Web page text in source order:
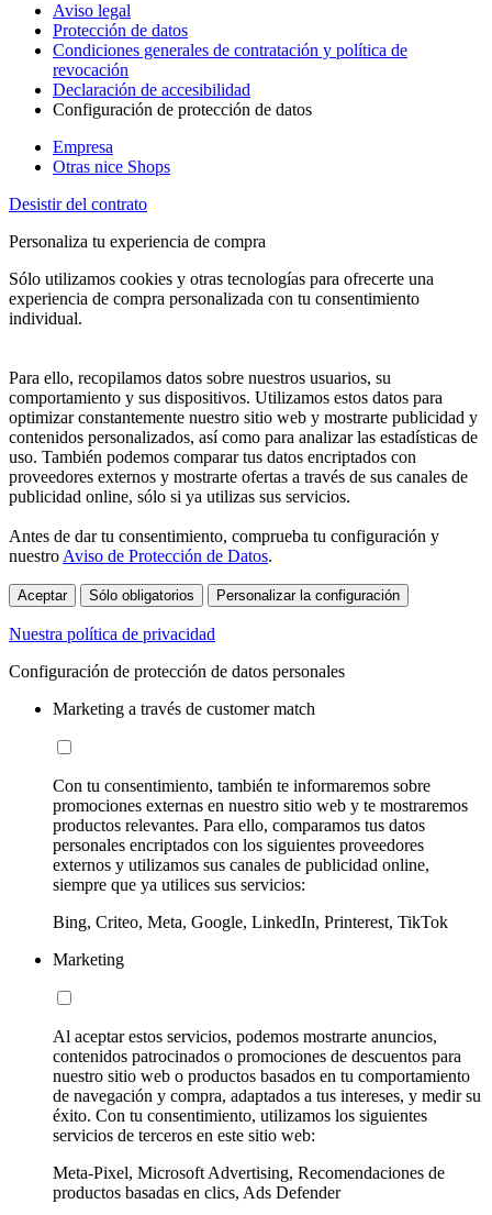
Aviso legal
Protección de datos
Condiciones generales de contratación y política de
revocación
Declaración de accesibilidad
Configuración de protección de datos
Empresa
Otras nice Shops
Desistir del contrato
Personaliza tu experiencia de compra
Sólo utilizamos cookies y otras tecnologías para ofrecerte una
experiencia de compra personalizada con tu consentimiento
individual.
Para ello, recopilamos datos sobre nuestros usuarios, su
comportamiento y sus dispositivos. Utilizamos estos datos para
optimizar constantemente nuestro sitio web y mostrarte publicidad y
contenidos personalizados, así como para analizar las estadísticas de
uso. También podemos comparar tus datos encriptados con
proveedores externos y mostrarte ofertas a través de sus canales de
publicidad online, sólo si ya utilizas sus servicios.
Antes de dar tu consentimiento, comprueba tu configuración y
nuestro Aviso de Protección de Datos.
Aceptar Sólo obligatorios Personalizar la configuración
Nuestra política de privacidad
Configuración de protección de datos personales
Marketing a través de customer match
Con tu consentimiento, también te informaremos sobre
promociones externas en nuestro sitio web y te mostraremos
productos relevantes. Para ello, comparamos tus datos
personales encriptados con los siguientes proveedores
externos y utilizamos sus canales de publicidad online,
siempre que ya utilices sus servicios:
Bing, Criteo, Meta, Google, LinkedIn, Printerest, TikTok
Marketing
Al aceptar estos servicios, podemos mostrarte anuncios,
contenidos patrocinados o promociones de descuentos para
nuestro sitio web o productos basados en tu comportamiento
de navegación y compra, adaptados a tus intereses, y medir su
éxito. Con tu consentimiento, utilizamos los siguientes
servicios de terceros en este sitio web:
Meta-Pixel, Microsoft Advertising, Recomendaciones de
productos basadas en clics, Ads Defender